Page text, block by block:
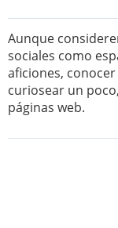
Aunque
sociales como
aficiones,
curiosear un poco,
páginas web.